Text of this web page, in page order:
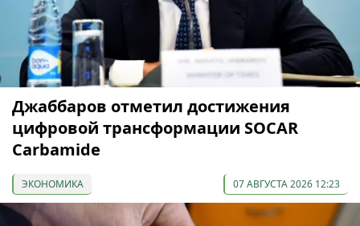
Джаббаров отметил достижения
цифровой трансформации SOCAR
Carbamide
ЭКОНОМИКА 07 АВГУСТА 2026 12:23